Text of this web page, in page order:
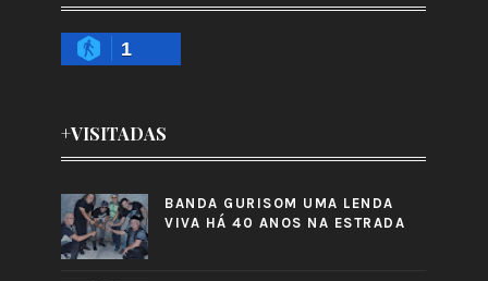
1
+VISITADAS
BANDA GURISOM UMA LENDA
VIVA HÁ 40 ANOS NA ESTRADA